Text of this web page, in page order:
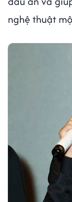
nghệ thuật